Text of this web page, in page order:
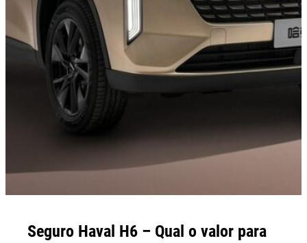
Seguro Haval H6 – Qual o valor para